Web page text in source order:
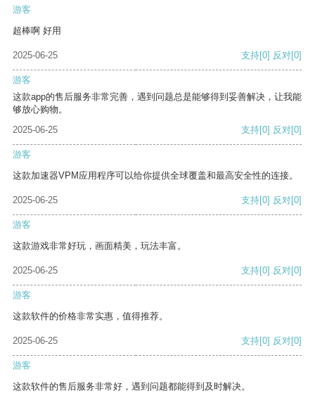
游客
超棒啊 好用
2025-06-25 支持[0] 反对[0]
游客
这款app的售后服务非常完善，遇到问题总是能够得到妥善解决，让我能
够放心购物。
2025-06-25
支持[0] 反对[0]
游客
这款加速器VPM应用程序可以给你提供全球覆盖和最高安全性的连接。
2025-06-25 支持[0] 反对[0]
游客
这款游戏非常好玩，画面精美，玩法丰富。
2025-06-25 支持[0] 反对[0]
游客
这款软件的价格非常实惠，值得推荐。
2025-06-25 支持[0] 反对[0]
游客
这款软件的售后服务非常好，遇到问题都能得到及时解决。